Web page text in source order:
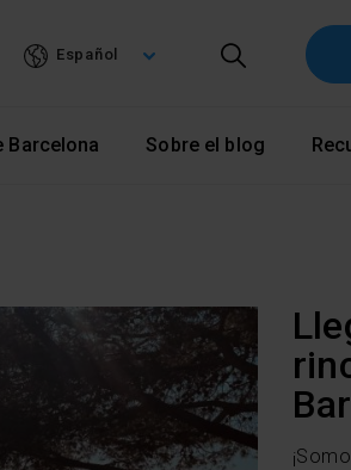
Español
Barcelona Sobre el blog